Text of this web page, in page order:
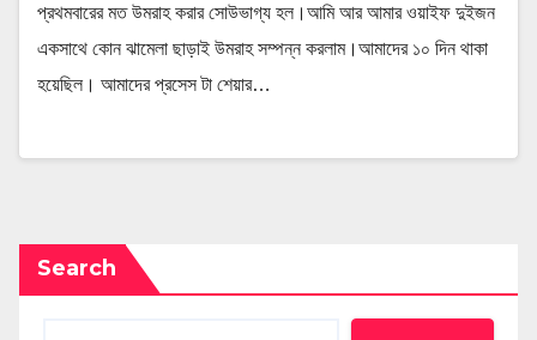
প্রথমবারের মত উমরাহ করার সোউভাগ্য হল।আমি আর আমার ওয়াইফ দুইজন
একসাথে কোন ঝামেলা ছাড়াই উমরাহ সম্পন্ন করলাম।আমাদের ১০ দিন থাকা
হয়েছিল। আমাদের প্রসেস টা শেয়ার…
Search